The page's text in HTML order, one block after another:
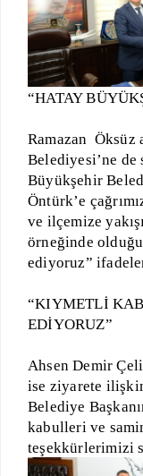
“HATAY
Ramazan Öksüz
Belediyesi’ne de
Büyükşehir
Öntürk’e
ve ilçemize
örneğinde
ediyoruz”
“KIYMETLİ
EDİYORUZ”
Ahsen Demir
ise ziyarete
Belediye
kabulleri ve
teşekkürlerimizi